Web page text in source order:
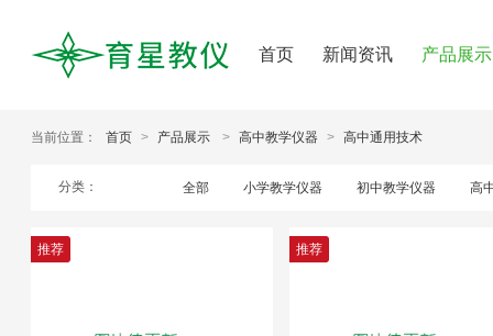
首页 新闻资讯 产品展示
当前位置： 首页 > 产品展示 > 高中教学仪器 > 高中通用技术
分类： 全部 小学教学仪器 初中教学仪器 高
推荐 推荐